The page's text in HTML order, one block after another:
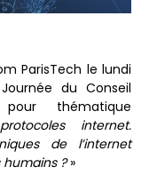
ParisTech le lundi
du Conseil
thématique
internet.
de l’internet
?»